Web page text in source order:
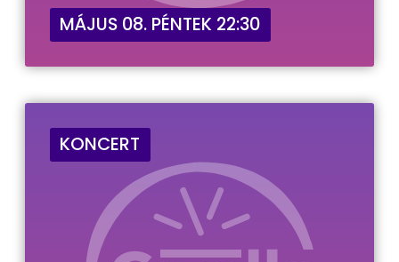
MÁJUS 08. PÉNTEK 22:30
KONCERT